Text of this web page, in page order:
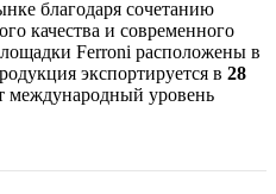
благодаря сочетанию
качества и современного
Ferroni расположены в
экспортируется в 28
международный уровень